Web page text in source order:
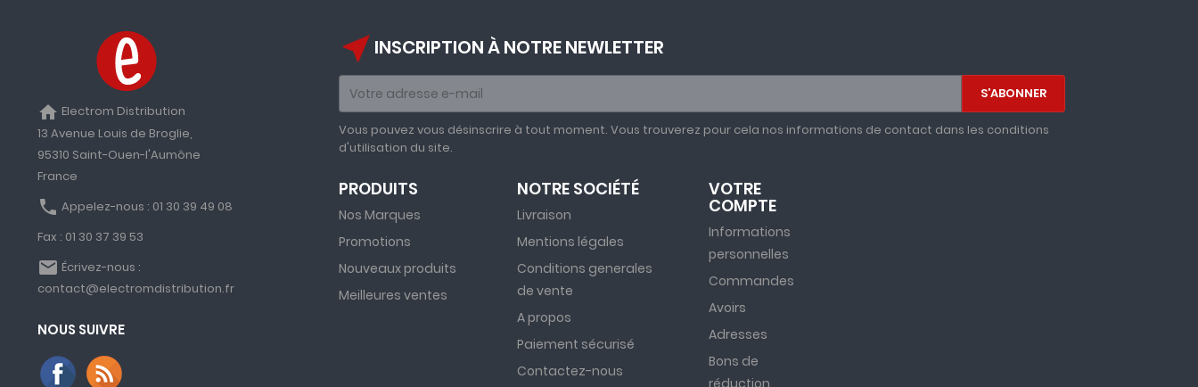
home Electrom Distribution
13 Avenue Louis de Broglie,
95310 Saint-Ouen-l'Aumône
France
phone Appelez-nous : 01 30 39 49 08
Fax : 01 30 37 39 53
email Écrivez-nous :
contact@electromdistribution.fr
NOUS SUIVRE
near_me INSCRIPTION À NOTRE NEWLETTER
Vous pouvez vous désinscrire à tout moment. Vous trouverez pour cela nos informations de contact dans les conditions
d'utilisation du site.
PRODUITS
Nos Marques
Promotions
Nouveaux produits
Meilleures ventes
NOTRE SOCIÉTÉ
Livraison
Mentions légales
Conditions generales
de vente
A propos
Paiement sécurisé
Contactez-nous
VOTRE
COMPTE
Informations
personnelles
Commandes
Avoirs
Adresses
Bons de